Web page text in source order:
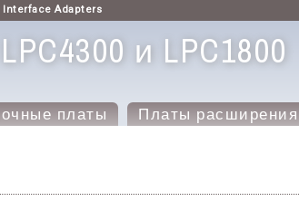
Interface Adapters
и LPC1800
платы Платы расширения